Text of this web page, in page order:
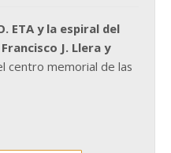
ETA y la espiral del
J. Llera y
centro memorial de las